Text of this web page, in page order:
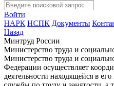
Войти
НАРК НСПК Документы
Назад
Минтруд России
Министерство труда и
Министерство труда и
Федерации осуществляет
деятельности находящейся в